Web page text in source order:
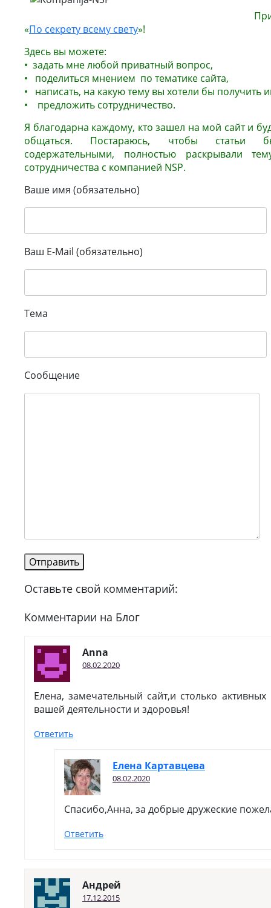
«По секрету всему свету»!
Здесь вы можете:
• задать мне любой приватный вопрос,
• поделиться мнением по тематике сайта,
• написать, на какую тему вы хотели бы получить
• предложить сотрудничество.
Я благодарна каждому, кто зашел на мой сайт и
общаться. Постараюсь, чтобы статьи
содержательными, полностью раскрывали
сотрудничества с компанией NSP.
Ваше имя (обязательно)
Ваш E-Mail (обязательно)
Тема
Сообщение
Оставьте свой комментарий:
Комментарии на Блог
Anna
08.02.2020
Елена, замечательный сайт,и столько
вашей деятельности и здоровья!
Ответить
Елена Картавцева
08.02.2020
Спасибо,Анна, за добрые дружеские
Ответить
Андрей
17.12.2015